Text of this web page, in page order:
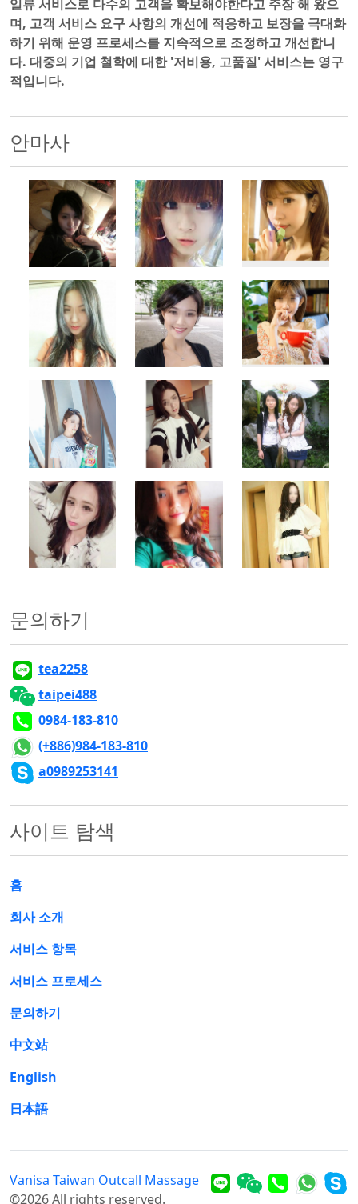
일류 서비스로 다수의 고객을 확보해야한다고 주장 해 왔으
며, 고객 서비스 요구 사항의 개선에 적응하고 보장을 극대화
하기 위해 운영 프로세스를 지속적으로 조정하고 개선합니
다. 대중의 기업 철학에 대한 '저비용, 고품질' 서비스는 영구
적입니다.
안마사
500x500 500x500 500x500
500x500 500x500 500x500
500x500 500x500 500x500
500x500 500x500 500x500
문의하기
tea2258
taipei488
0984-183-810
(+886)984-183-810
a0989253141
사이트 탐색
홈
회사 소개
서비스 항목
서비스 프로세스
문의하기
中文站
English
日本語
Vanisa Taiwan Outcall Massage
©2026 All rights reserved.